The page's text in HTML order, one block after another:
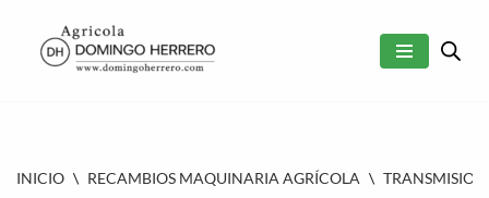
SALTAR
INICIO \ RECAMBIOS MAQUINARIA AGRÍCOLA \